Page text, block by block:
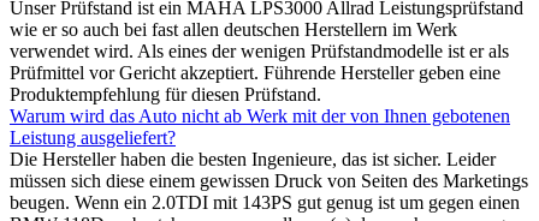
Unser Prüfstand ist ein MAHA LPS3000 Allrad Leistungsprüfstand
wie er so auch bei fast allen deutschen Herstellern im Werk
verwendet wird. Als eines der wenigen Prüfstandmodelle ist er als
Prüfmittel vor Gericht akzeptiert. Führende Hersteller geben eine
Produktempfehlung für diesen Prüfstand.
Warum wird das Auto nicht ab Werk mit der von Ihnen gebotenen
Leistung ausgeliefert?
Die Hersteller haben die besten Ingenieure, das ist sicher. Leider
müssen sich diese einem gewissen Druck von Seiten des Marketings
beugen. Wenn ein 2.0TDI mit 143PS gut genug ist um gegen einen